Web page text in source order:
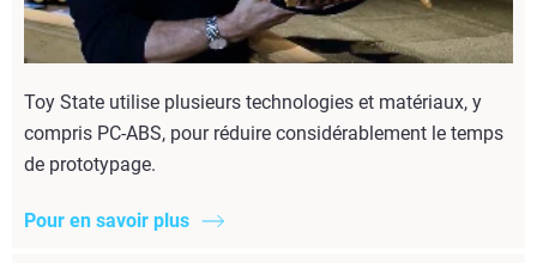
Toy State utilise plusieurs technologies et matériaux, y
compris PC-ABS, pour réduire considérablement le temps
de prototypage.
Pour en savoir plus